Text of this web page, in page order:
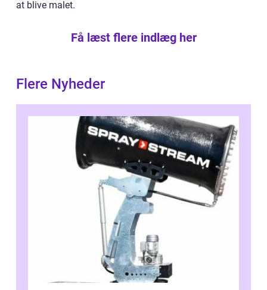
at blive malet.
Få læst flere indlæg her
Flere Nyheder